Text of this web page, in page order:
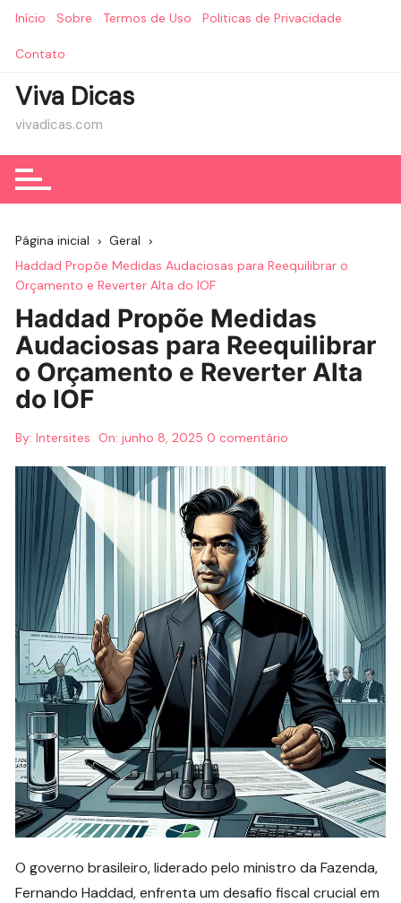
Início Sobre Termos de Uso Politicas de Privacidade
Contato
Viva Dicas
vivadicas.com
Página inicial
Geral
Haddad Propõe Medidas Audaciosas para Reequilibrar o
Orçamento e Reverter Alta do IOF
Haddad Propõe Medidas
Audaciosas para Reequilibrar
o Orçamento e Reverter Alta
do IOF
By: Intersites On:junho 8, 2025 0 comentário
O governo brasileiro, liderado pelo ministro da Fazenda,
Fernando Haddad, enfrenta um desafio fiscal crucial em